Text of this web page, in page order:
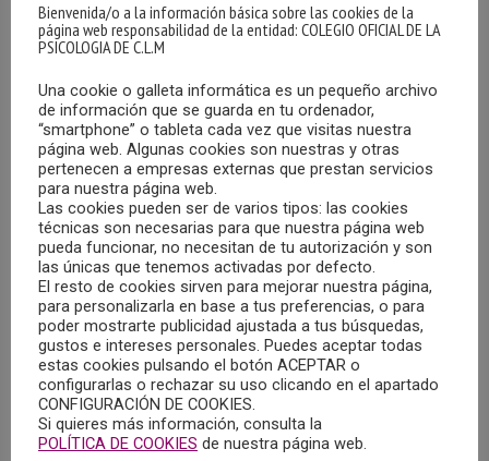
Se han adjudicado todas las plazas en todas las
titulaciones convocadas.
A continuación, se reflejan los datos de las tres últimas
convocatorias de acceso a FSE:
2022/
23
2023/
24
2024/
25
2025/
26
Biolog
60 65 63 83
Enfer
mería
1.961 2.103 2.171 2.277
Farma
Bienvenida/o a la información básica sobre las cookies de la
página web responsabilidad de la entidad: COLEGIO OFICIAL DE LA
PSICOLOGIA DE C.L.M
Una cookie o galleta informática es un pequeño archivo
de información que se guarda en tu ordenador,
“smartphone” o tableta cada vez que visitas nuestra
página web. Algunas cookies son nuestras y otras
pertenecen a empresas externas que prestan servicios
para nuestra página web.
Las cookies pueden ser de varios tipos: las cookies
técnicas son necesarias para que nuestra página web
pueda funcionar, no necesitan de tu autorización y son
las únicas que tenemos activadas por defecto.
El resto de cookies sirven para mejorar nuestra página,
para personalizarla en base a tus preferencias, o para
poder mostrarte publicidad ajustada a tus búsquedas,
gustos e intereses personales. Puedes aceptar todas
estas cookies pulsando el botón ACEPTAR o
configurarlas o rechazar su uso clicando en el apartado
CONFIGURACIÓN DE COOKIES.
Si quieres más información, consulta la
POLÍTICA DE COOKIES de nuestra página web.